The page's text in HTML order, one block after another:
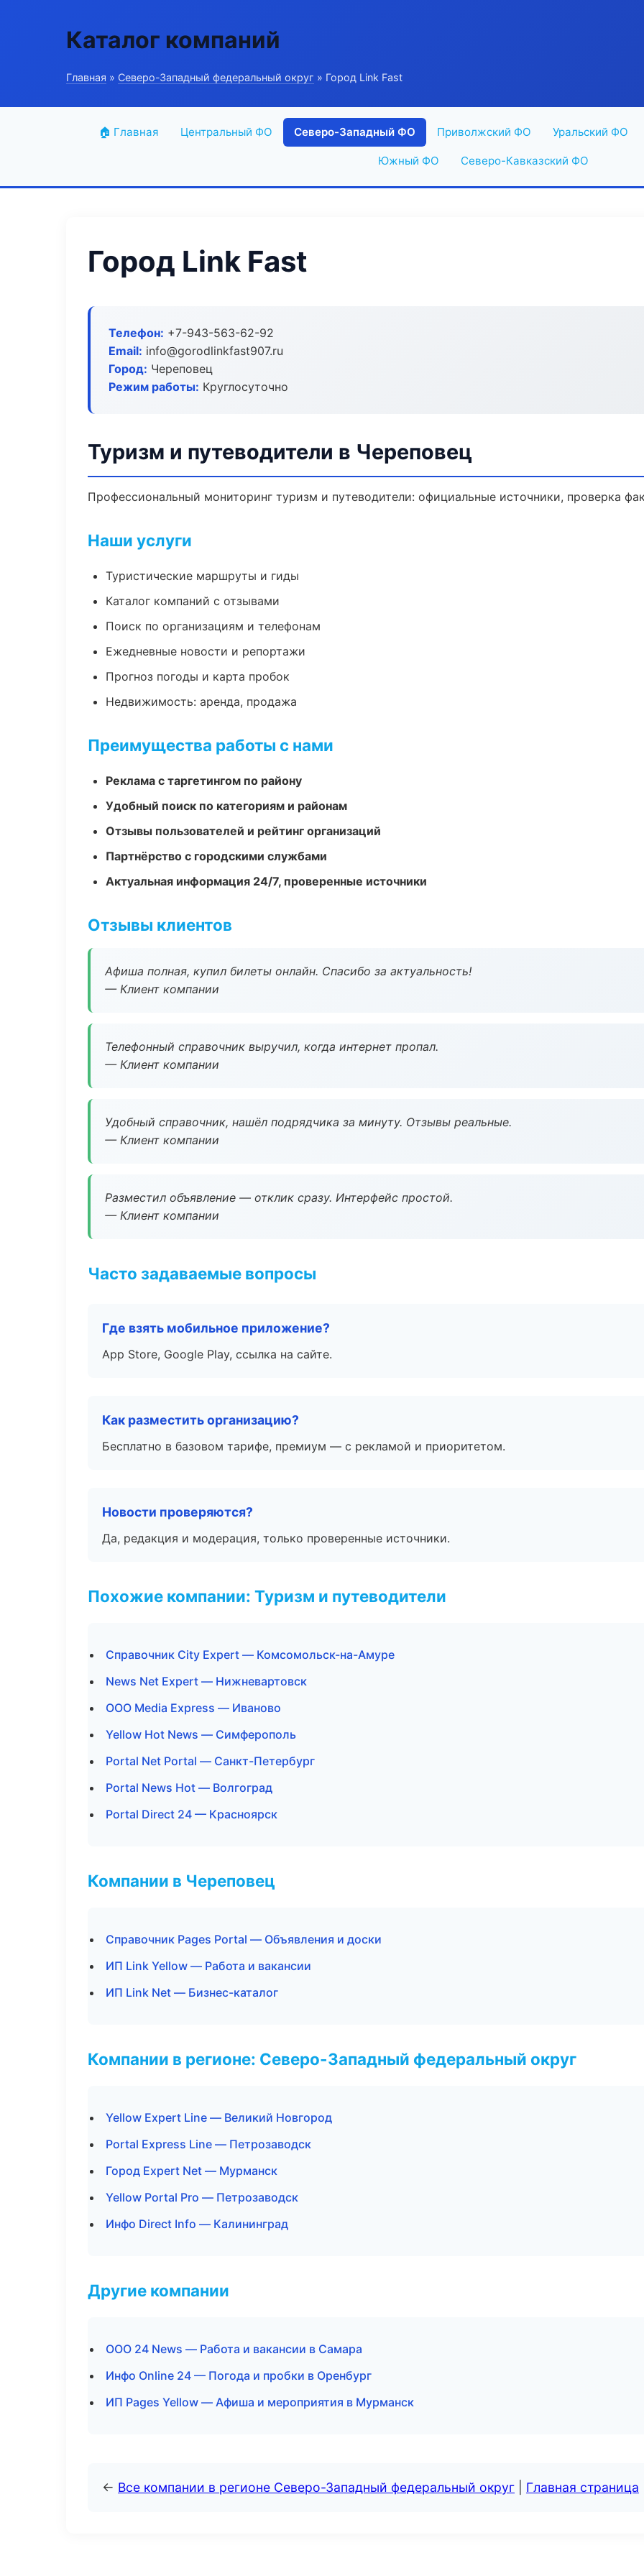
Каталог компаний
Главная » Северо-Западный федеральный округ » Город Link Fast
🏠 Главная Центральный ФО Северо-Западный ФО Приволжский ФО Уральский ФО
Южный ФО Северо-Кавказский ФО
Город Link Fast
Телефон: +7-943-563-62-92
Email: info@gorodlinkfast907.ru
Город: Череповец
Режим работы: Круглосуточно
Туризм и путеводители в Череповец
Профессиональный мониторинг туризм и путеводители: официальные источники, проверка
Наши услуги
Туристические маршруты и гиды
Каталог компаний с отзывами
Поиск по организациям и телефонам
Ежедневные новости и репортажи
Прогноз погоды и карта пробок
Недвижимость: аренда, продажа
Преимущества работы с нами
Реклама с таргетингом по району
Удобный поиск по категориям и районам
Отзывы пользователей и рейтинг организаций
Партнёрство с городскими службами
Актуальная информация 24/7, проверенные источники
Отзывы клиентов
Афиша полная, купил билеты онлайн. Спасибо за актуальность!
— Клиент компании
Телефонный справочник выручил, когда интернет пропал.
— Клиент компании
Удобный справочник, нашёл подрядчика за минуту. Отзывы реальные.
— Клиент компании
Разместил объявление — отклик сразу. Интерфейс простой.
— Клиент компании
Часто задаваемые вопросы
Где взять мобильное приложение?
App Store, Google Play, ссылка на сайте.
Как разместить организацию?
Бесплатно в базовом тарифе, премиум — с рекламой и приоритетом.
Новости проверяются?
Да, редакция и модерация, только проверенные источники.
Похожие компании: Туризм и путеводители
Справочник City Expert — Комсомольск-на-Амуре
News Net Expert — Нижневартовск
ООО Media Express — Иваново
Yellow Hot News — Симферополь
Portal Net Portal — Санкт-Петербург
Portal News Hot — Волгоград
Portal Direct 24 — Красноярск
Компании в Череповец
Справочник Pages Portal — Объявления и доски
ИП Link Yellow — Работа и вакансии
ИП Link Net — Бизнес-каталог
Компании в регионе: Северо-Западный федеральный округ
Yellow Expert Line — Великий Новгород
Portal Express Line — Петрозаводск
Город Expert Net — Мурманск
Yellow Portal Pro — Петрозаводск
Инфо Direct Info — Калининград
Другие компании
ООО 24 News — Работа и вакансии в Самара
Инфо Online 24 — Погода и пробки в Оренбург
ИП Pages Yellow — Афиша и мероприятия в Мурманск
← Все компании в регионе Северо-Западный федеральный округ Главная страница